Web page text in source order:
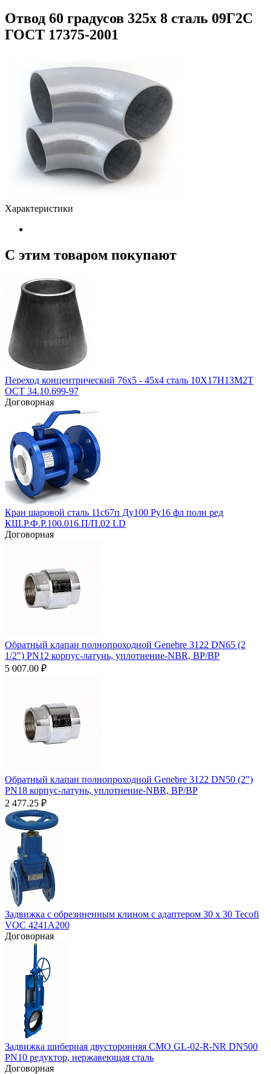
Отвод 60 градусов 325х 8 сталь 09Г2С
ГОСТ 17375-2001
Характеристики
С этим товаром покупают
Переход концентрический 76х5 - 45х4 сталь 10Х17Н13М2Т
ОСТ 34.10.699-97
Договорная
Кран шаровой сталь 11с67п Ду100 Ру16 фл полн ред
КШ.Р.Ф.Р.100.016.П/П.02 LD
Договорная
Обратный клапан полнопроходной Genebre 3122 DN65 (2
1/2") PN12 корпус-латунь, уплотнение-NBR, ВР/ВР
5 007.00 ₽
Обратный клапан полнопроходной Genebre 3122 DN50 (2")
PN18 корпус-латунь, уплотнение-NBR, ВР/ВР
2 477.25 ₽
Задвижка с обрезиненным клином с адаптером 30 х 30 Tecofi
VOC 4241A200
Договорная
Задвижка шиберная двусторонняя СМО GL-02-R-NR DN500
PN10 редуктор, нержавеющая сталь
Договорная